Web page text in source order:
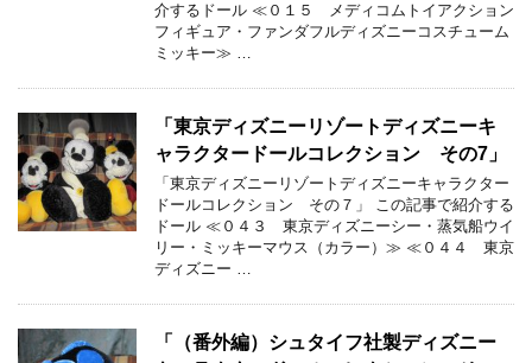
介するドール ≪０１５ メディコムトイアクション
フィギュア・ファンダフルディズニーコスチューム
ミッキー≫ …
「東京ディズニーリゾートディズニーキ
ャラクタードールコレクション その7」
「東京ディズニーリゾートディズニーキャラクター
ドールコレクション その７」 この記事で紹介する
ドール ≪０４３ 東京ディズニーシー・蒸気船ウイ
リー・ミッキーマウス（カラー）≫ ≪０４４ 東京
ディズニー …
「（番外編）シュタイフ社製ディズニー